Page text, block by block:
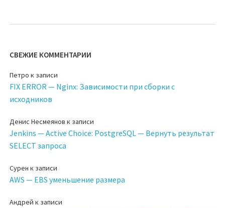
СВЕЖИЕ КОММЕНТАРИИ
Петро к записи
FIX ERROR — Nginx: Зависимости при сборки с
исходников
Денис Несмеянов к записи
Jenkins — Active Choice: PostgreSQL — Вернуть результат
SELECT запроса
Сурен к записи
AWS — EBS уменьшение размера
Андрей к записи